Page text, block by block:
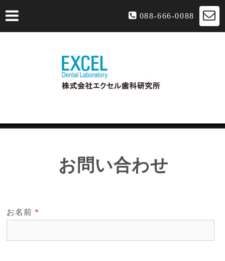
088-666-0088
お問い合わせ
お名前 *